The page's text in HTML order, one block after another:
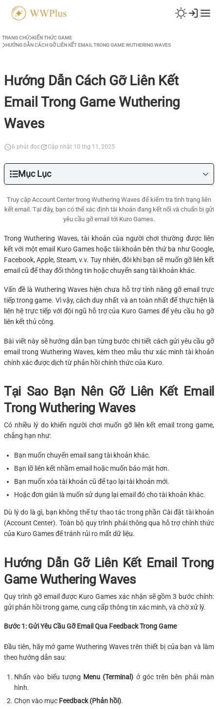
TRANG CHỦ
KIẾN THỨC GAME
HƯỚNG DẪN CÁCH GỠ LIÊN KẾT EMAIL TRONG GAME WUTHERING WAVES
Hướng Dẫn Cách Gỡ Liên Kết
Email Trong Game Wuthering
Waves
6 phút đọc Cập nhật 10 thg 11, 2025
Mục Lục
Truy cập Account Center trong Wuthering Waves để kiểm tra tình trạng liên
kết email. Tại đây, bạn có thể xác định tài khoản đang kết nối và chuẩn bị gửi
yêu cầu gỡ email tới Kuro Games.
Trong Wuthering Waves, tài khoản của người chơi thường được liên
kết với một email Kuro Games hoặc tài khoản bên thứ ba như Google,
Facebook, Apple, Steam, v.v. Tuy nhiên, đôi khi bạn sẽ muốn gỡ liên kết
email cũ để thay đổi thông tin hoặc chuyển sang tài khoản khác.
Vấn đề là Wuthering Waves hiện chưa hỗ trợ tính năng gỡ email trực
tiếp trong game. Vì vậy, cách duy nhất và an toàn nhất để thực hiện là
liên hệ trực tiếp với đội ngũ hỗ trợ của Kuro Games để yêu cầu họ gỡ
liên kết thủ công.
Bài viết này sẽ hướng dẫn bạn từng bước chi tiết cách gửi yêu cầu gỡ
email trong Wuthering Waves, kèm theo mẫu thư xác minh tài khoản
chính xác được dịch từ phản hồi chính thức của Kuro.
Tại Sao Bạn Nên Gỡ Liên Kết Email
Trong Wuthering Waves
Có nhiều lý do khiến người chơi muốn gỡ liên kết email trong game,
chẳng hạn như:
Bạn muốn chuyển email sang tài khoản khác.
Bạn lỡ liên kết nhầm email hoặc muốn bảo mật hơn.
Bạn muốn xóa tài khoản cũ để tạo lại tài khoản mới.
Hoặc đơn giản là muốn sử dụng lại email đó cho tài khoản khác.
Dù lý do là gì, bạn không thể tự thao tác trong phần Cài đặt tài khoản
(Account Center). Toàn bộ quy trình phải thông qua hỗ trợ chính thức
của Kuro Games để tránh rủi ro mất dữ liệu.
Hướng Dẫn Gỡ Liên Kết Email Trong
Game Wuthering Waves
Quy trình gỡ email được Kuro Games xác nhận sẽ gồm 3 bước chính:
gửi phản hồi trong game, cung cấp thông tin xác minh, và chờ xử lý.
Bước 1: Gửi Yêu Cầu Gỡ Email Qua Feedback Trong Game
Đầu tiên, hãy mở game Wuthering Waves trên thiết bị của bạn và làm
theo hướng dẫn sau:
Nhấn vào biểu tượng Menu (Terminal) ở góc trên bên phải màn
hình.
Chọn vào mục Feedback (Phản hồi).